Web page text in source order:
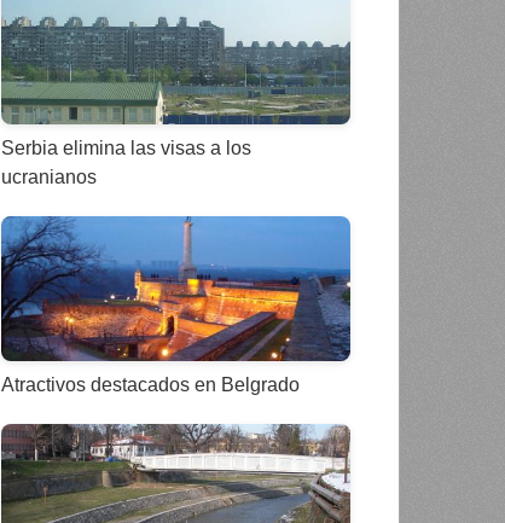
Serbia elimina las visas a los
ucranianos
Atractivos destacados en Belgrado